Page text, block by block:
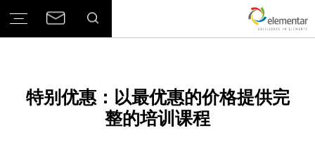
特别优惠：以最优惠的价格提供完
整的培训课程